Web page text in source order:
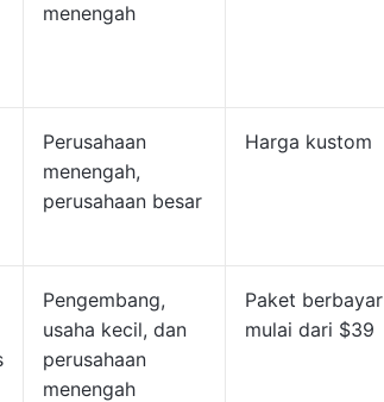
menengah
Perusahaan
menengah,
perusahaan besar
Harga kustom
Pengembang,
usaha kecil, dan
perusahaan
menengah
Paket berbayar
mulai dari $39